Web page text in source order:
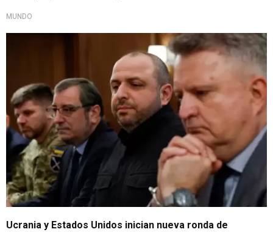
MUNDO
Ucrania y Estados Unidos inician nueva ronda de